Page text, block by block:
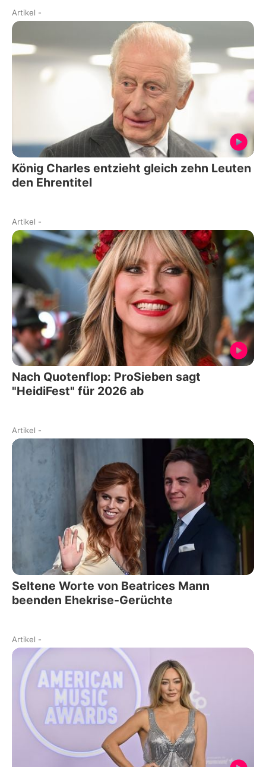
Artikel -
König Charles entzieht gleich zehn Leuten
den Ehrentitel
Artikel -
Nach Quotenflop: ProSieben sagt
"HeidiFest" für 2026 ab
Artikel -
Seltene Worte von Beatrices Mann
beenden Ehekrise-Gerüchte
Artikel -